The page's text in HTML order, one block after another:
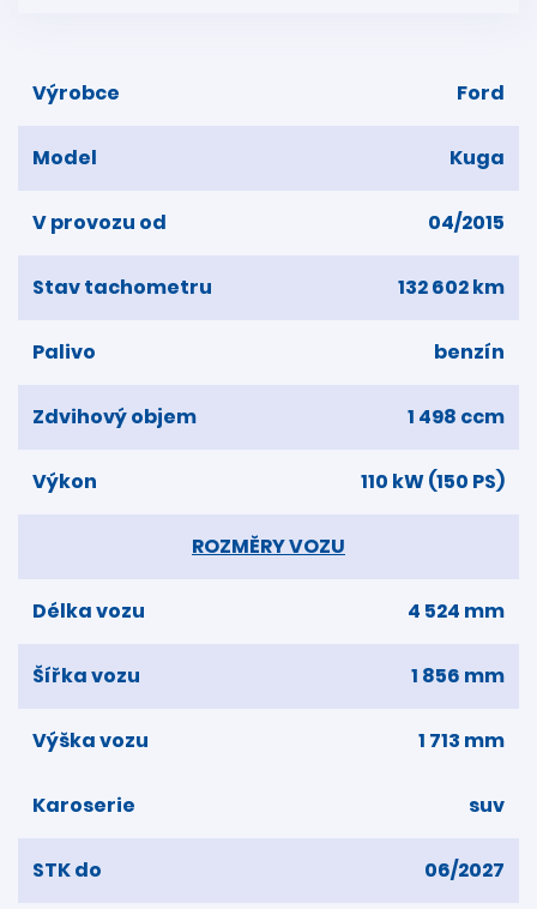
Výrobce Ford
Model Kuga
V provozu od 04/2015
Stav tachometru 132 602 km
Palivo benzín
Zdvihový objem 1 498 ccm
Výkon 110 kW (150 PS)
ROZMĚRY VOZU
Délka vozu 4 524 mm
Šířka vozu 1 856 mm
Výška vozu 1 713 mm
Karoserie suv
STK do 06/2027